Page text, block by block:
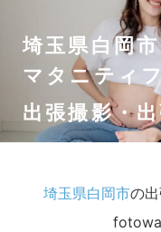
埼玉県白岡市
マタニティ
出張撮影・
埼玉県白岡市の
fotowa